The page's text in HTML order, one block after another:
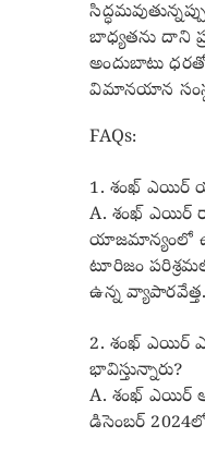
బాధ్యతను దాని
అందుబాటు
విమానయాన సంస్థ
FAQs:
1. శంఖ్ ఎయిర్
A. శంఖ్
యాజమాన్యంలో
టూరిజం
ఉన్న వ్యాపారవేత్త.
2. శంఖ్ ఎయిర్
భావిస్తున్నారు?
A. శంఖ్ ఎయిర్
డిసెంబర్